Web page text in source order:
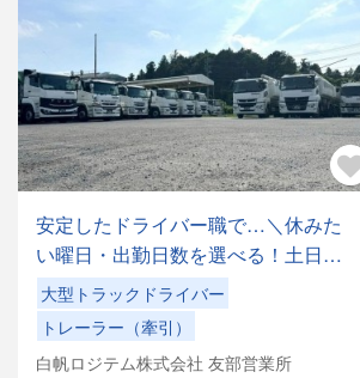
安定したドライバー職で…＼休みた
い曜日・出勤日数を選べる！土日休
みもOK／手積みした手降ろしの力仕
事なし！
大型トラックドライバー
トレーラー（牽引）
白帆ロジテム株式会社 友部営業所